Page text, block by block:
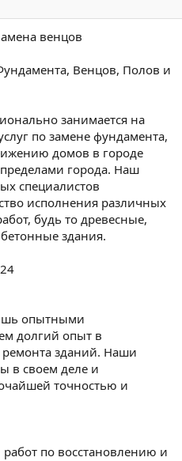
венцов
Венцов, Полов и
занимается на
по замене фундамента,
домов в городе
города. Наш
специалистов
исполнения различных
будь то древесные,
здания.
опытными
долгий опыт в
зданий. Наши
в своем деле и
точностью и
по восстановлению и